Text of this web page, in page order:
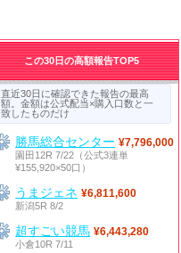
この30日の高額報告TOP5
直近30日に確認できた報告の最高
額。金額は公式配当×購入口数と一
致したものだけ
勝馬総合センター ¥7,796,000
園田12R 7/22（公式3連単
¥155,920×50口）
うまジェネ ¥6,811,600
新潟5R 8/2
超すごい競馬 ¥6,443,280
小倉10R 7/11